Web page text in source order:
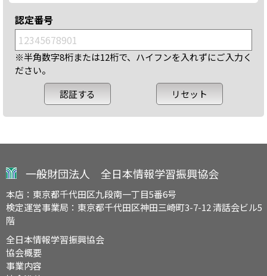
認定番号
※半角数字8桁または12桁で、ハイフンを入れずにご入力く
ださい。
一般財団法人 全日本情報学習振興協会
本店：東京都千代田区九段南一丁目5番6号
検定運営事業局：東京都千代田区神田三崎町3-7-12 清話会ビル5
階
全日本情報学習振興協会
協会概要
事業内容